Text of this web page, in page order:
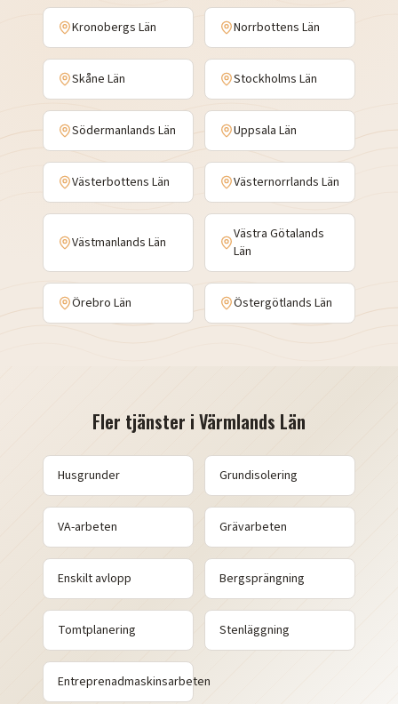
Kronobergs Län Norrbottens Län
Skåne Län Stockholms Län
Södermanlands Län Uppsala Län
Västerbottens Län Västernorrlands Län
Västmanlands Län
Västra Götalands
Län
Örebro Län Östergötlands Län
Fler tjänster i Värmlands Län
Husgrunder Grundisolering
VA-arbeten Grävarbeten
Enskilt avlopp Bergsprängning
Tomtplanering Stenläggning
Entreprenadmaskinsarbeten